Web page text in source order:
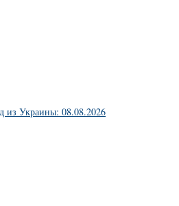
из Украины: 08.08.2026